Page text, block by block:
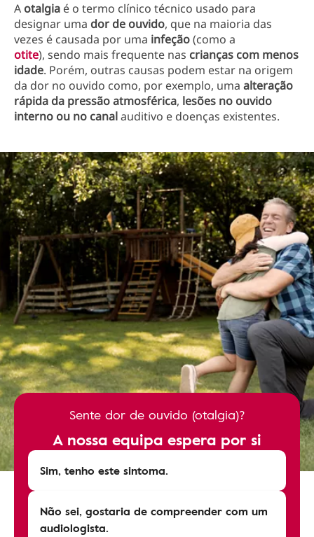
A otalgia é o termo clínico técnico usado para
designar uma dor de ouvido, que na maioria das
vezes é causada por uma infeção(como a
otite), sendo mais frequente nas crianças com menos
idade. Porém, outras causas podem estar na origem
da dor no ouvido como, por exemplo, uma alteração
rápida da pressão atmosférica, lesões no ouvido
interno ou no canalauditivo e doenças existentes.
Sente dor de ouvido (otalgia)?
A nossa equipa espera por si
Sim, tenho este sintoma.
Não sei, gostaria de compreender com um
audiologista.